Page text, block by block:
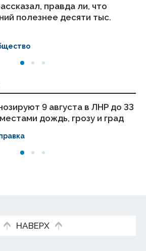
правда ли, что
полезнее десяти тыс.
9 августа в ЛНР до 33
дождь, грозу и град
НАВЕРХ